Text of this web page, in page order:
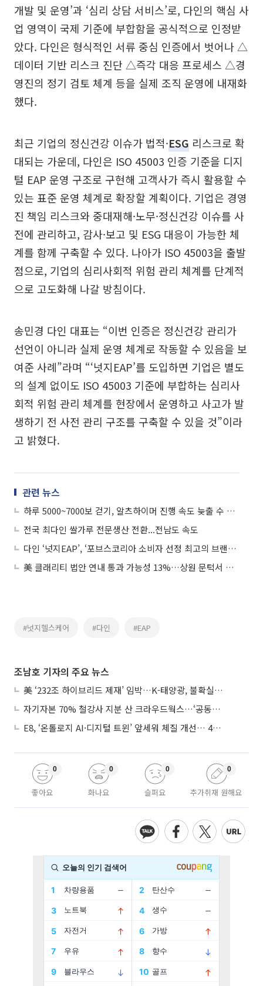
개발 및 운영’과 ‘심리 상담 서비스’로, 다인의 핵심 사
업 영역이 국제 기준에 부합함을 공식적으로 인정받
았다. 다인은 형식적인 서류 중심 인증에서 벗어나 △
데이터 기반 리스크 진단 △즉각 대응 프로세스 △경
영진의 정기 검토 체계 등을 실제 조직 운영에 내재화
했다.
최근 기업의 정신건강 이슈가 법적·ESG 리스크로 확
대되는 가운데, 다인은 ISO 45003 인증 기준을 디지
털 EAP 운영 구조로 구현해 고객사가 즉시 활용할 수
있는 표준 운영 체계로 확장할 계획이다. 기업은 경영
진 책임 리스크와 중대재해·노무·정신건강 이슈를 사
전에 관리하고, 감사·보고 및 ESG 대응이 가능한 체
계를 함께 구축할 수 있다. 나아가 ISO 45003을 출발
점으로, 기업의 심리사회적 위험 관리 체계를 단계적
으로 고도화해 나갈 방침이다.
송민경 다인 대표는 “이번 인증은 정신건강 관리가
선언이 아니라 실제 운영 체계로 작동할 수 있음을 보
여준 사례”라며 “‘넛지EAP’를 도입하면 기업은 별도
의 설계 없이도 ISO 45003 기준에 부합하는 심리사
회적 위험 관리 체계를 현장에서 운영하고 사고가 발
생하기 전 사전 관리 구조를 구축할 수 있을 것”이라
고 밝혔다.
관련 뉴스
하루 5000~7000보 걷기, 알츠하이머 진행 속도 늦출 수 있어
전국 최다인 쌀가루 전문생산 전환...전남도 속도
다인 ‘넛지EAP’, ‘포브스코리아 소비자 선정 최고의 브랜드 대상’ 근로자지원프로그램 부문 수상
美 클래리티 법안 연내 통과 가능성 13%…상원 문턱서 제동
#넛지헬스케어 #다인 #EAP
조남호 기자의 주요 뉴스
美 ‘232조 하이브리드 제재’ 임박…K-태양광, 불확실성 털고 날개 다나
자기자본 70% 철강사 지분 산 크라우드웍스…‘공동경영’으로 AI 시너지 낼까
E8, ‘온톨로지 AI·디지털 트윈’ 앞세워 체질 개선… 4분기 흑자전환 총력
좋아요
0
화나요
0
슬퍼요
0
추가취재 원해요
0